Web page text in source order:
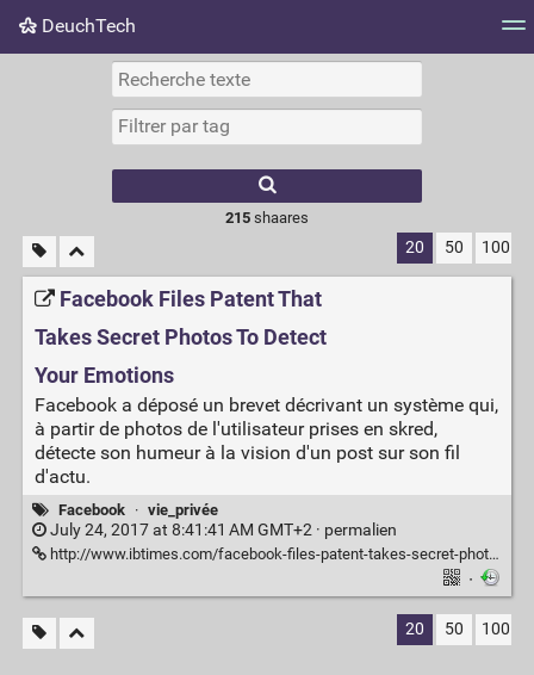
DeuchTech
Nuage de tags Mur d'images
215shaares
20 50 100
Facebook Files Patent That
Takes Secret Photos To Detect
Your Emotions
Facebook a déposé un brevet décrivant un système qui,
à partir de photos de l'utilisateur prises en skred,
détecte son humeur à la vision d'un post sur son fil
d'actu.
Facebook · vie_privée
July 24, 2017 at 8:41:41 AM GMT+2 · permalien
http://www.ibtimes.com/facebook-files-patent-takes-secret-photos-detect-your-emotions-2549802
·
20 50 100